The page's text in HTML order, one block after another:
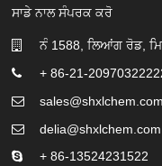
ਸਾਡੇ ਨਾਲ ਸੰਪਰਕ ਕਰੋ
ਨੰ 1588, ਲਿਆਂਗ ਰੋਡ,
+ 86-21-
sales@shxlchem.com
delia@shxlchem.com
+ 86-13524231522